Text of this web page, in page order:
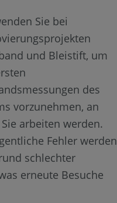
Sie bei
und Bleistift, um
des
vorzunehmen, an
arbeiten werden.
Fehler werden
schlechter
erneute Besuche